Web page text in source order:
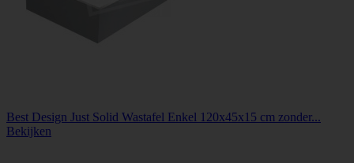
Best Design Just Solid Wastafel Enkel 120x45x15 cm zonder...
Bekijken